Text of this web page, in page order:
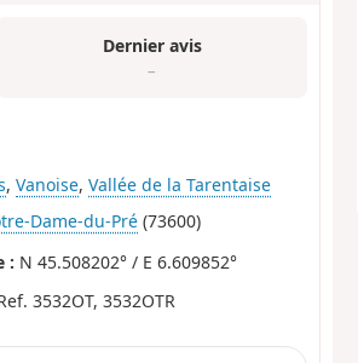
Dernier avis
–
,Vanoise,Vallée de la Tarentaise
Dame-du-Pré (73600)
: N 45.508202° / E 6.609852°
3532OT, 3532OTR